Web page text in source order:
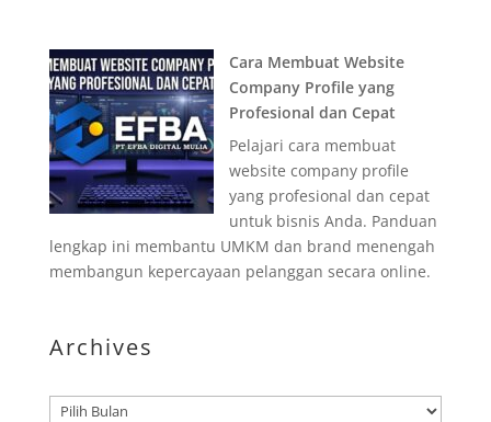
Cara Membuat Website
Company Profile yang
Profesional dan Cepat
Pelajari cara membuat
website company profile
yang profesional dan cepat
untuk bisnis Anda. Panduan
lengkap ini membantu UMKM dan brand menengah
membangun kepercayaan pelanggan secara online.
Archives
Arsip